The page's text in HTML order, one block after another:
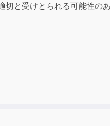
と受けとられる可能性の